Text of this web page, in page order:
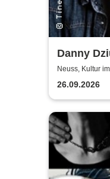
Danny
Kultur im
Neuss, Kultur
26.09.2026